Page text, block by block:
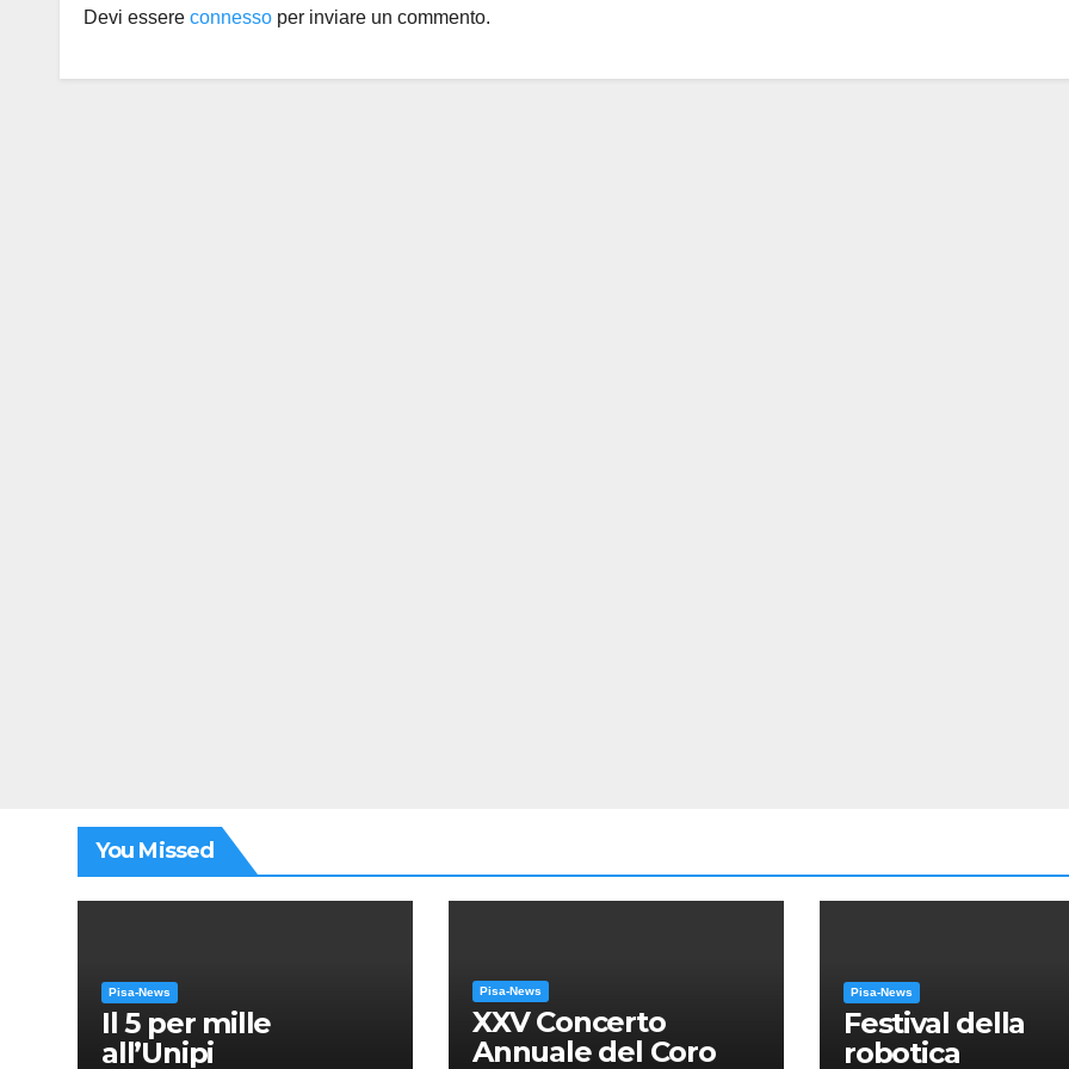
Devi essere connesso per inviare un commento.
You Missed
Pisa-News
Il 5 per mille
all’Unipi
Pisa-News
XXV Concerto
Annuale del Coro
Pisa-News
Festival della
robotica